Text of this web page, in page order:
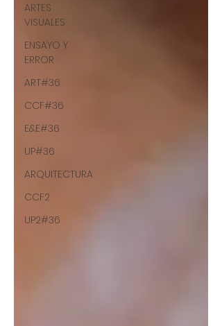
ARTES
VISUALES
ENSAYO Y
ERROR
ART#36
CCF#36
E&E#36
UP#36
ARQUITECTURA
CCF2
UP2#36